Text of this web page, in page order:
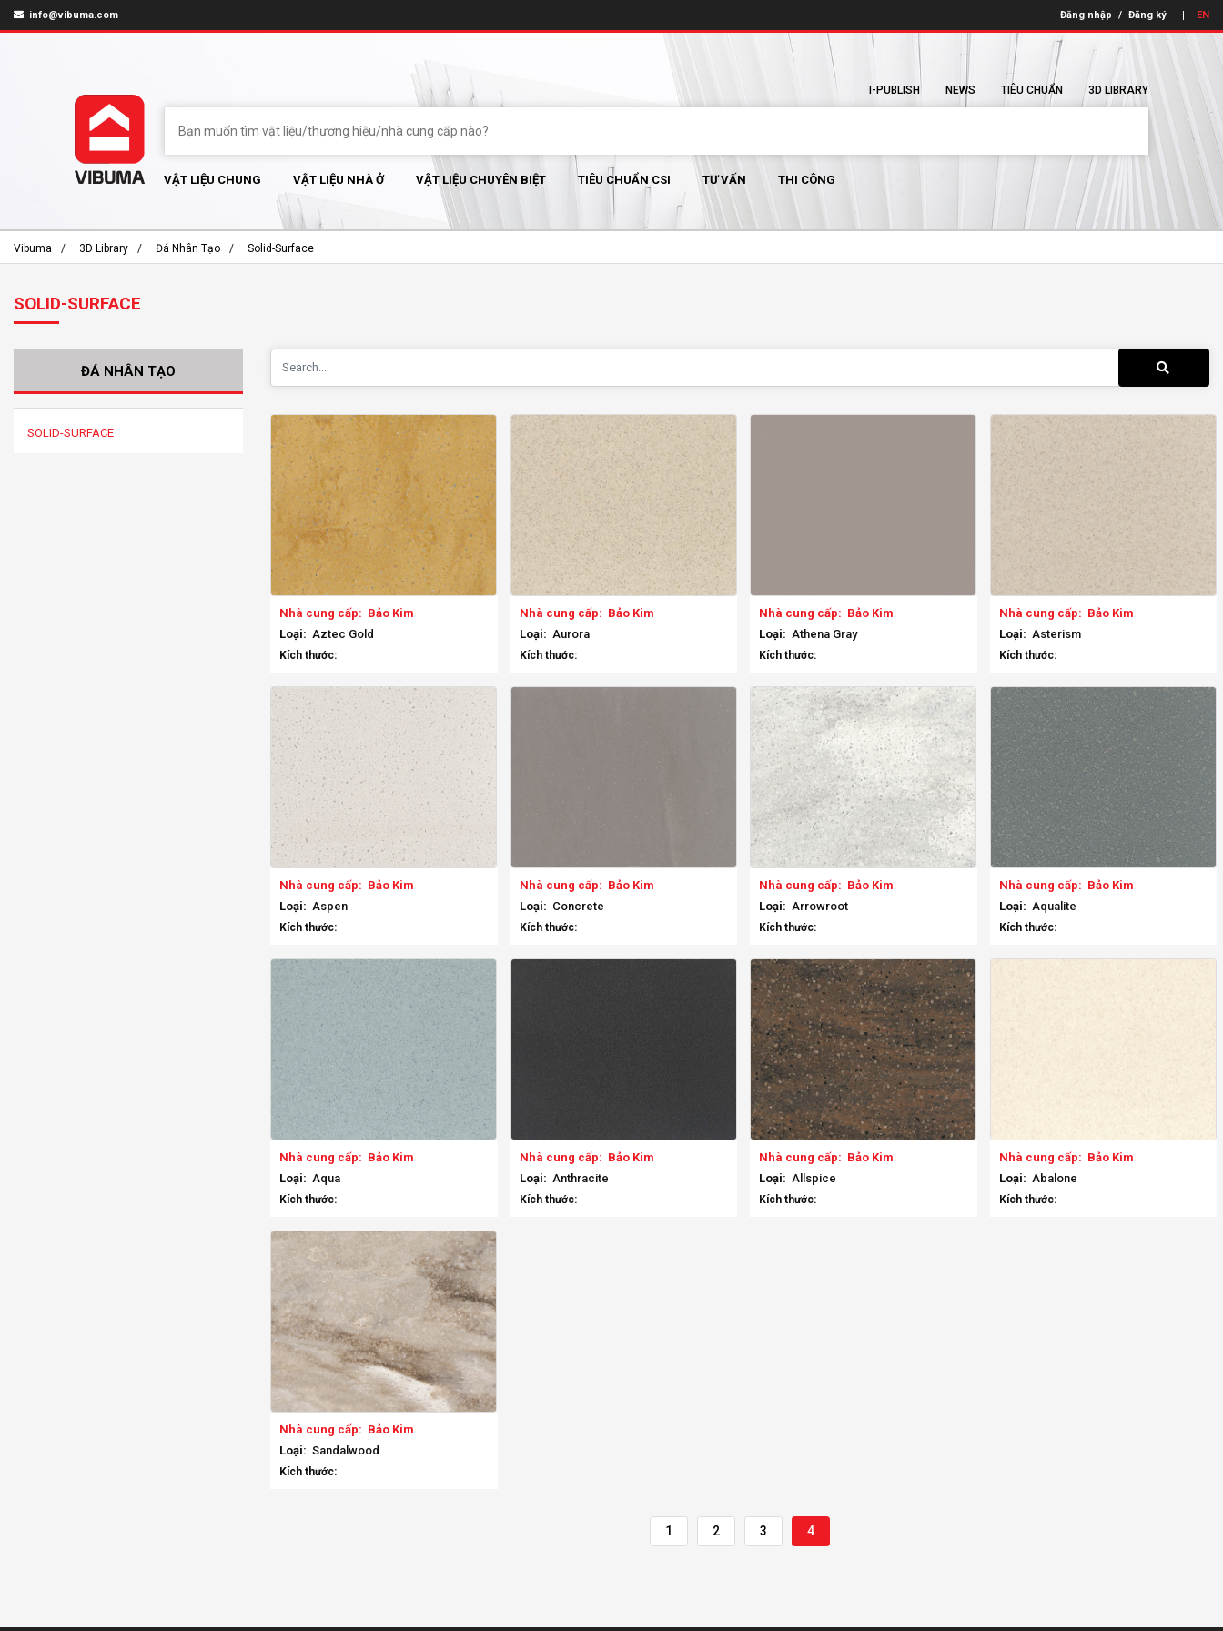
info@vibuma.com Đăng nhập / Đăng ký EN
I-PUBLISH NEWS TIÊU CHUẨN 3D LIBRARY
VẬT LIỆU CHUNG VẬT LIỆU NHÀ Ở VẬT LIỆU CHUYÊN BIỆT TIÊU CHUẨN CSI TƯ VẤN THI CÔNG
Vibuma 3D Library Đá Nhân Tạo Solid-Surface
SOLID-SURFACE
Nhà cung cấp: Bảo Kim
Loại: Aztec Gold
Kích thước:
Nhà cung cấp: Bảo Kim
Loại: Aurora
Kích thước:
Nhà cung cấp: Bảo Kim
Loại: Athena Gray
Kích thước:
Nhà cung cấp: Bảo Kim
Loại: Asterism
Kích thước:
Nhà cung cấp: Bảo Kim
Loại: Aspen
Kích thước:
Nhà cung cấp: Bảo Kim
Loại: Concrete
Kích thước:
Nhà cung cấp: Bảo Kim
Loại: Arrowroot
Kích thước:
Nhà cung cấp: Bảo Kim
Loại: Aqualite
Kích thước:
Nhà cung cấp: Bảo Kim
Loại: Aqua
Kích thước:
Nhà cung cấp: Bảo Kim
Loại: Anthracite
Kích thước:
Nhà cung cấp: Bảo Kim
Loại: Allspice
Kích thước:
Nhà cung cấp: Bảo Kim
Loại: Abalone
Kích thước:
Nhà cung cấp: Bảo Kim
Loại: Sandalwood
Kích thước:
1 2 3 4
ĐÁ NHÂN TẠO
SOLID-SURFACE